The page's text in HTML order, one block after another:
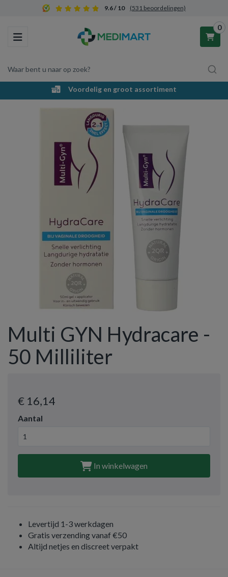
9.6 / 10 (531 beoordelingen)
Toggle navigation
Waar bent u naar op zoek?
0
Winkelwagen
Uw winkelwagen is leeg.
Vul hem met producten.
Voordelig en groot assortiment
Multi GYN Hydracare -
50 Milliliter
€ 16,14
Aantal
In winkelwagen
Levertijd 1-3 werkdagen
Gratis verzending vanaf €50
Altijd netjes en discreet verpakt